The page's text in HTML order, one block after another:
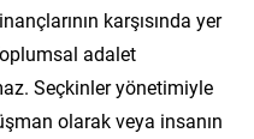
karşısında yer
adalet
Seçkinler yönetimiyle
olarak veya insanın